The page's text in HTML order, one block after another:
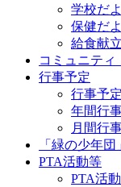
学校だ
保健だ
給食献
コミュニティ
行事予定
行事予
年間行
月間行
「緑の少年団
PTA活動等
PTA活